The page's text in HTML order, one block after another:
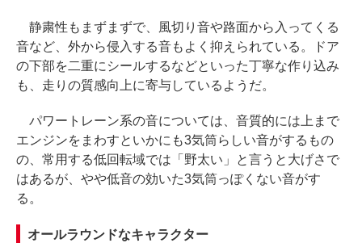
静粛性もまずまずで、風切り音や路面から入ってくる
音など、外から侵入する音もよく抑えられている。ドア
の下部を二重にシールするなどといった丁寧な作り込み
も、走りの質感向上に寄与しているようだ。
パワートレーン系の音については、音質的には上まで
エンジンをまわすといかにも3気筒らしい音がするもの
の、常用する低回転域では「野太い」と言うと大げさで
はあるが、やや低音の効いた3気筒っぽくない音がす
る。
オールラウンドなキャラクター